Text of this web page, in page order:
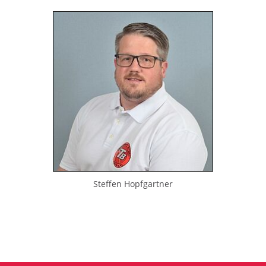
Steffen Hopfgartner